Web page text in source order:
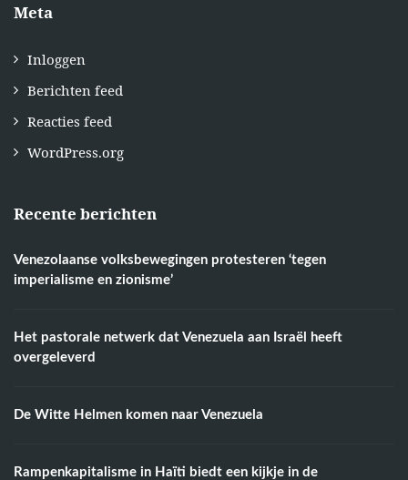
Meta
Inloggen
Berichten feed
Reacties feed
WordPress.org
Recente berichten
Venezolaanse volksbewegingen protesteren ‘tegen
imperialisme en zionisme’
Het pastorale netwerk dat Venezuela aan Israël heeft
overgeleverd
De Witte Helmen komen naar Venezuela
Rampenkapitalisme in Haïti biedt een kijkje in de